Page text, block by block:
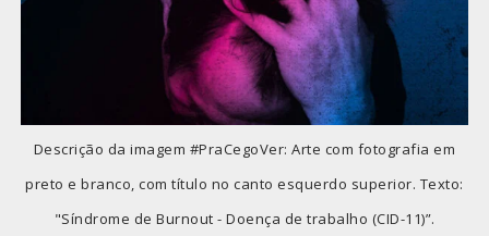
Descrição da imagem #PraCegoVer: Arte com fotografia em
preto e branco, com título no canto esquerdo superior. Texto:
"Síndrome de Burnout - Doença de trabalho (CID-11)”.